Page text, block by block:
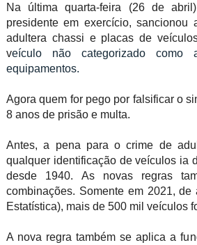
Na última quarta-feira (26 de
presidente em exercício, sancionou
adultera chassi e placas de
veículo não categorizado como
equipamentos.
Agora quem for pego por falsificar o
8 anos de prisão e multa.
Antes, a pena para o crime de
qualquer identificação de veículos ia
desde 1940. As novas regras
combinações. Somente em 2021,
Estatística), mais de 500 mil veículos
A nova regra também se aplica a